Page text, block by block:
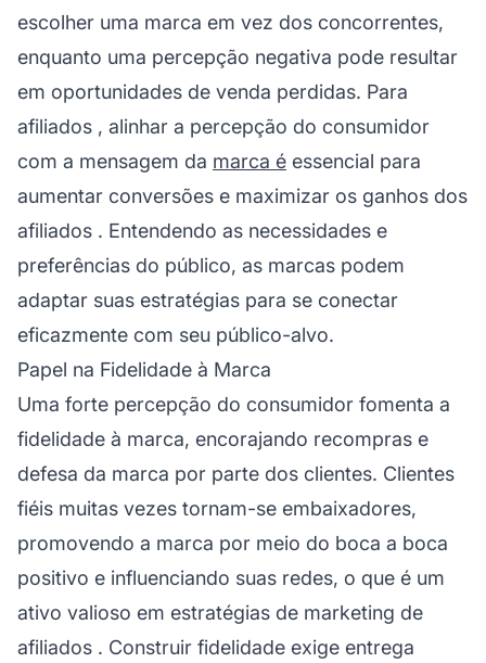
escolher uma marca em vez dos concorrentes,
enquanto uma percepção negativa pode resultar
em oportunidades de venda perdidas. Para
afiliados , alinhar a percepção do consumidor
com a mensagem da marca é essencial para
aumentar conversões e maximizar os ganhos dos
afiliados . Entendendo as necessidades e
preferências do público, as marcas podem
adaptar suas estratégias para se conectar
eficazmente com seu público-alvo.
Papel na Fidelidade à Marca
Uma forte percepção do consumidor fomenta a
fidelidade à marca, encorajando recompras e
defesa da marca por parte dos clientes. Clientes
fiéis muitas vezes tornam-se embaixadores,
promovendo a marca por meio do boca a boca
positivo e influenciando suas redes, o que é um
ativo valioso em estratégias de marketing de
afiliados . Construir fidelidade exige entrega